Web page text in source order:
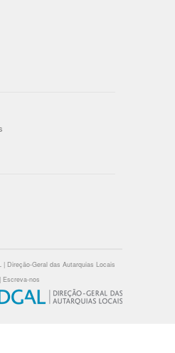
Direção-Geral das Autarquias Locais
| Escreva-nos